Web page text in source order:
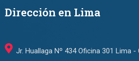
Dirección en Lima
Jr. Huallaga Nº 434 Oficina 301 Lima